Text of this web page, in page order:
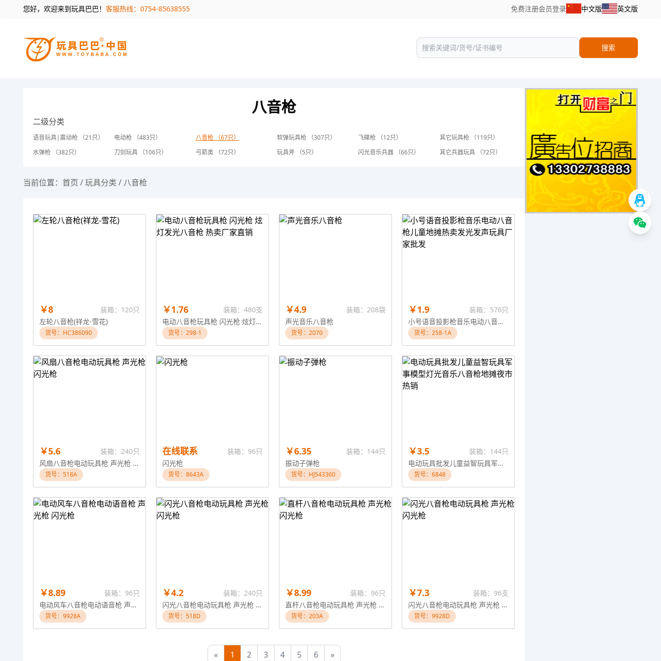
您好，欢迎来到玩具巴巴！ 客服热线：0754-85638555 免费注册会员登录 中文版 英文版
搜索
八音枪
二级分类
语音玩具|震动枪 （21只） 电动枪 （483只） 八音枪 （67只） 软弹玩具枪 （307只） 飞碟枪 （12只）
其它玩具枪 （119只）
水弹枪 （382只）
刀剑玩具 （106只） 弓箭类 （72只） 玩具斧 （5只） 闪光音乐兵器 （66只） 其它兵器玩具 （72只）
当前位置： 首页 /玩具分类 / 八音枪
￥8
装箱：120只
左轮八音枪(祥龙-雪花)
货号：HC386090
￥1.76
装箱：480支
电动八音枪玩具枪 闪光枪 炫灯发光八音枪 热卖厂家直销
货号：298-1
￥4.9
装箱：208袋
声光音乐八音枪
货号：2070
￥1.9
装箱：576只
小号语音投影枪音乐电动八音枪儿童地摊热卖发光发声玩具厂家批发
货号：258-1A
￥5.6
装箱：240只
风扇八音枪电动玩具枪 声光枪 闪光枪
货号：518A
在线联系
装箱：96只
闪光枪
货号：8643A
￥6.35
装箱：144只
振动子弹枪
货号：HJ543360
￥3.5
装箱：144只
电动玩具批发儿童益智玩具军事模型灯光音乐八音枪地摊夜市热销
货号：6848
￥8.89
装箱：96只
电动风车八音枪电动语音枪 声光枪 闪光枪
货号：9928A
￥4.2
装箱：240只
闪光八音枪电动玩具枪 声光枪 闪光枪
货号：518D
￥8.99
装箱：96只
直杆八音枪电动玩具枪 声光枪 闪光枪
货号：203A
￥7.3
装箱：96支
闪光八音枪电动玩具枪 声光枪 闪光枪
货号：9928D
« 1 2 3 4 5 6 »